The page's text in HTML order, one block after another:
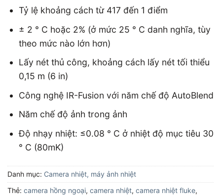
Tỷ lệ khoảng cách từ 417 đến 1 điểm
± 2 ° C hoặc 2% (ở mức 25 ° C danh nghĩa, tùy
theo mức nào lớn hơn)
Lấy nét thủ công, khoảng cách lấy nét tối thiểu
0,15 m (6 in)
Công nghệ IR-Fusion với năm chế độ AutoBlend
Năm chế độ ảnh trong ảnh
Độ nhạy nhiệt: ≤0.08 ° C ở nhiệt độ mục tiêu 30
° C (80mK)
Danh mục: Camera nhiệt, máy ảnh nhiệt
Thẻ: camera hồng ngoại, camera nhiệt, camera nhiệt fluke,